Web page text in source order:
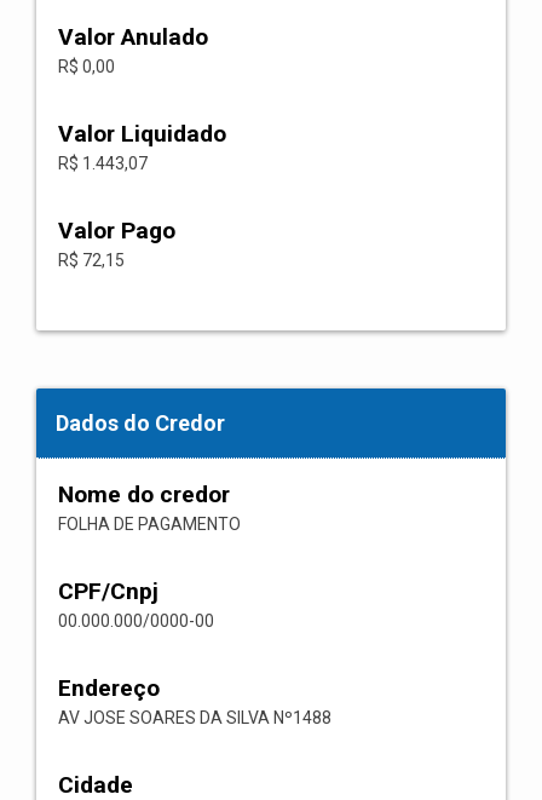
Valor Anulado
R$ 0,00
Valor Liquidado
R$ 1.443,07
Valor Pago
R$ 72,15
Dados do Credor
Nome do credor
FOLHA DE PAGAMENTO
CPF/Cnpj
00.000.000/0000-00
Endereço
AV JOSE SOARES DA SILVA Nº1488
Cidade